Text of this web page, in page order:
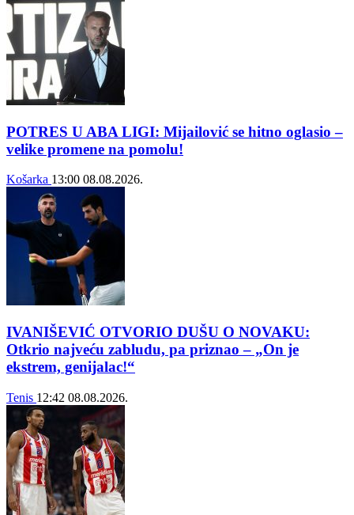
POTRES U ABA LIGI: Mijailović se hitno oglasio –
velike promene na pomolu!
Košarka 13:00 08.08.2026.
IVANIŠEVIĆ OTVORIO DUŠU O NOVAKU:
Otkrio najveću zabludu, pa priznao – „On je
ekstrem, genijalac!“
Tenis 12:42 08.08.2026.